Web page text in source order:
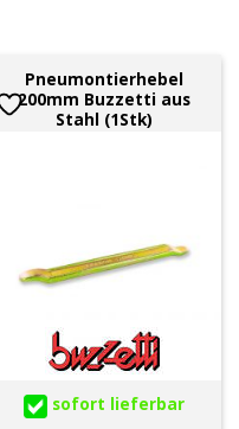
Pneumontierhebel
200mm Buzzetti aus
Stahl (1Stk)
sofort lieferbar